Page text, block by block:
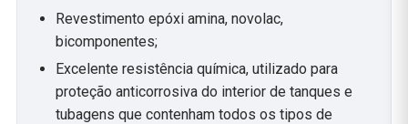
Revestimento epóxi amina, novolac,
bicomponentes;
Excelente resistência química, utilizado para
proteção anticorrosiva do interior de tanques e
tubagens que contenham todos os tipos de